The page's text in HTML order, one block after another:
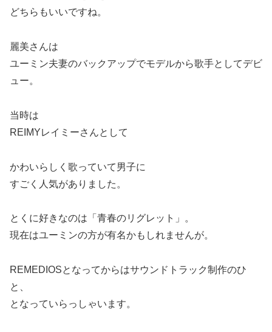
どちらもいいですね。
麗美さんは
ユーミン夫妻のバックアップでモデルから歌手としてデビ
ュー。
当時は
REIMYレイミーさんとして
かわいらしく歌っていて男子に
すごく人気がありました。
とくに好きなのは「青春のリグレット」。
現在はユーミンの方が有名かもしれませんが。
REMEDIOSとなってからはサウンドトラック制作のひ
と、
となっていらっしゃいます。